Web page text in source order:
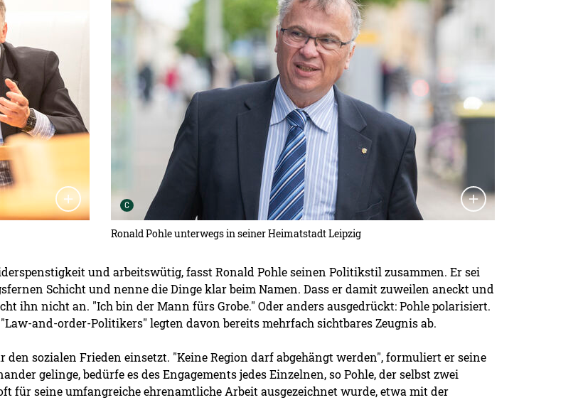
C Urheber der Grafik:
Ronald Pohle unterwegs in seiner Heimatstadt Leipzig
und arbeitswütig, fasst Ronald Pohle seinen Politikstil zusammen. Er sei
Schicht und nenne die Dinge klar beim Namen. Dass er damit zuweilen aneckt und
ihn nicht an. "Ich bin der Mann fürs Grobe." Oder anders ausgedrückt: Pohle polarisiert.
and-order-Politikers" legten davon bereits mehrfach sichtbares Zeugnis ab.
den sozialen Frieden einsetzt. "Keine Region darf abgehängt werden", formuliert er seine
gelinge, bedürfe es des Engagements jedes Einzelnen, so Pohle, der selbst zwei
für seine umfangreiche ehrenamtliche Arbeit ausgezeichnet wurde, etwa mit der